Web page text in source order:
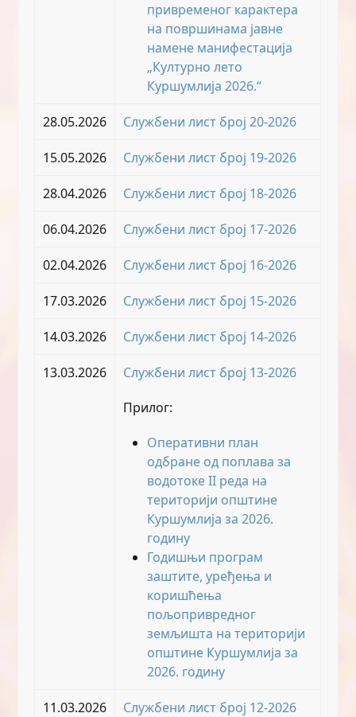
привременог карактера
на површинама јавне
намене манифестација
„Културно лето
Куршумлија 2026.“
28.05.2026 Службени лист број 20-2026
15.05.2026 Службени лист број 19-2026
28.04.2026 Службени лист број 18-2026
06.04.2026 Службени лист број 17-2026
02.04.2026 Службени лист број 16-2026
17.03.2026 Службени лист број 15-2026
14.03.2026 Службени лист број 14-2026
13.03.2026
Службени лист број 13-2026
Прилог:
Оперативни план
одбране од поплава за
водотоке II реда на
територији општине
Куршумлија за 2026.
годину
Годишњи програм
заштите, уређења и
коришћења
пољопривредног
земљишта на територији
општине Куршумлија за
2026. годину
11.03.2026 Службени лист број 12-2026